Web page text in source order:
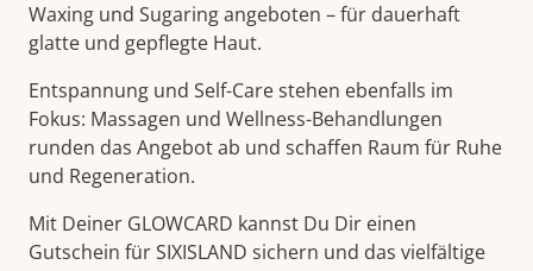
Waxing und Sugaring angeboten – für dauerhaft
glatte und gepflegte Haut.
Entspannung und Self-Care stehen ebenfalls im
Fokus: Massagen und Wellness-Behandlungen
runden das Angebot ab und schaffen Raum für Ruhe
und Regeneration.
Mit Deiner GLOWCARD kannst Du Dir einen
Gutschein für SIXISLAND sichern und das vielfältige